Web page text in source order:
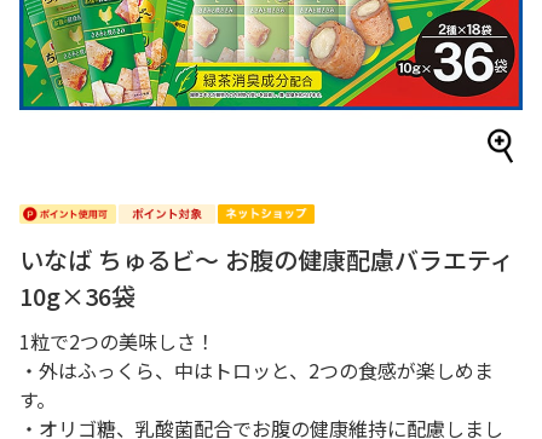
いなば ちゅるビ～ お腹の健康配慮バラエティ
10g×36袋
1粒で2つの美味しさ！
・外はふっくら、中はトロッと、2つの食感が楽しめま
す。
・オリゴ糖、乳酸菌配合でお腹の健康維持に配慮しまし